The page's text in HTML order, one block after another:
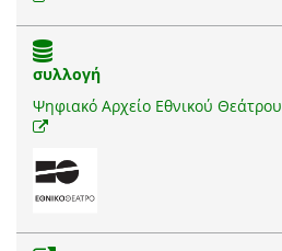
συλλογή
Ψηφιακό Αρχείο Εθνικού Θεάτρου